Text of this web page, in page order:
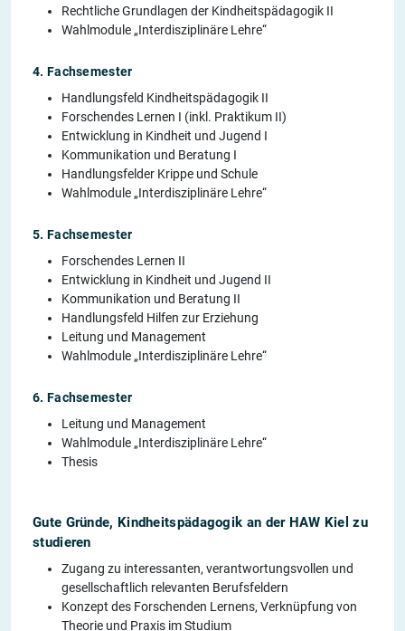
Rechtliche Grundlagen der Kindheitspädagogik II
Wahlmodule „Interdisziplinäre Lehre“
4. Fachsemester
Handlungsfeld Kindheitspädagogik II
Forschendes Lernen I (inkl. Praktikum II)
Entwicklung in Kindheit und Jugend I
Kommunikation und Beratung I
Handlungsfelder Krippe und Schule
Wahlmodule „Interdisziplinäre Lehre“
5. Fachsemester
Forschendes Lernen II
Entwicklung in Kindheit und Jugend II
Kommunikation und Beratung II
Handlungsfeld Hilfen zur Erziehung
Leitung und Management
Wahlmodule „Interdisziplinäre Lehre“
6. Fachsemester
Leitung und Management
Wahlmodule „Interdisziplinäre Lehre“
Thesis
Gute Gründe, Kindheitspädagogik an der HAW Kiel zu
studieren
Zugang zu interessanten, verantwortungsvollen und
gesellschaftlich relevanten Berufsfeldern
Konzept des Forschenden Lernens, Verknüpfung von
Theorie und Praxis im Studium